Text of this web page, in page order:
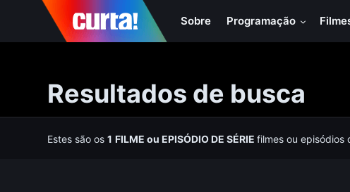
Sobre Programação
Resultados de busca
Estes são os1 FILMEou EPISÓDIO DE SÉRIEfilmes ou episódios